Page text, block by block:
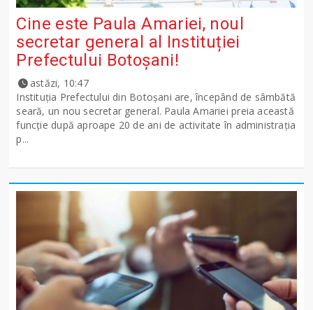
Cine este Paula Amariei, noul
secretar general al Instituției
Prefectului Botoșani!
astăzi, 10:47
Instituția Prefectului din Botoșani are, începând de sâmbătă
seară, un nou secretar general. Paula Amariei preia această
funcție după aproape 20 de ani de activitate în administrația
p...